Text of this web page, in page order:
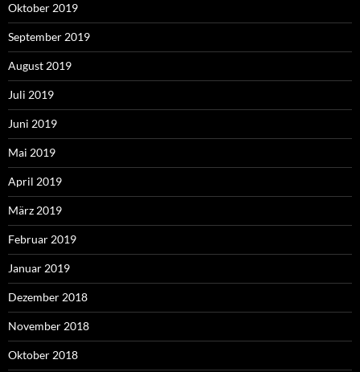
Oktober 2019
September 2019
August 2019
Juli 2019
Juni 2019
Mai 2019
April 2019
März 2019
Februar 2019
Januar 2019
Dezember 2018
November 2018
Oktober 2018